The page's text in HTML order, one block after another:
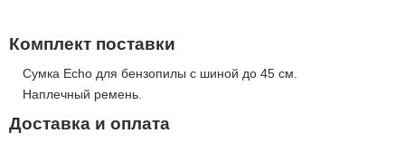
Комплект поставки
Сумка Echo для бензопилы с шиной до 45 см.
Наплечный ремень.
Доставка и оплата